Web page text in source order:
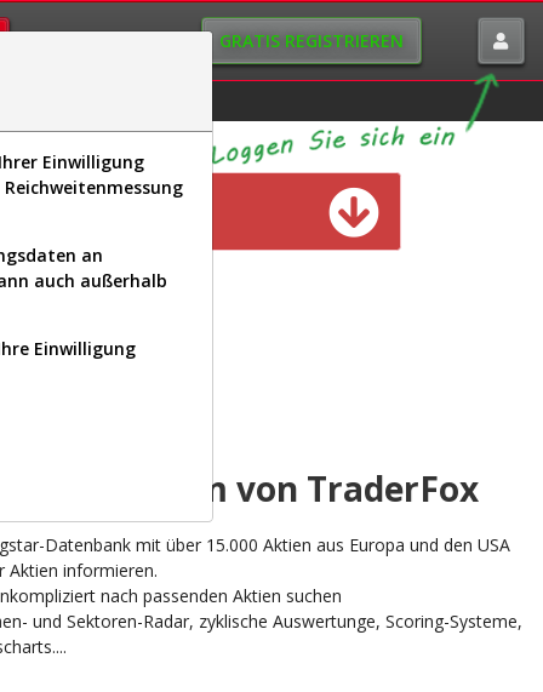
GRATIS REGISTRIEREN
verfügbar
Plattform von TraderFox
Datenbank mit über 15.000 Aktien aus Europa und den USA
Aktien informieren.
nach passenden Aktien suchen
und Sektoren-Radar, zyklische Auswertunge, Scoring-Systeme,
Einwilligung
an
auch außerhalb
Einwilligung